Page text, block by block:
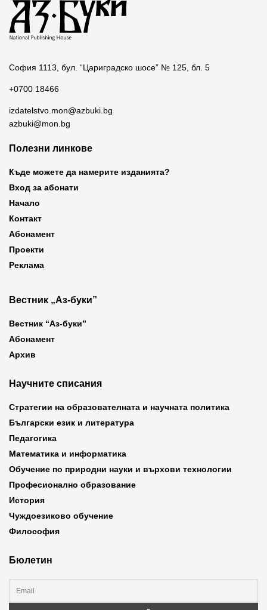
София 1113, бул. “Цариградско шосе” № 125, бл. 5
+0700 18466
izdatelstvo.mon@azbuki.bg
azbuki@mon.bg
Полезни линкове
Къде можете да намерите изданията?
Вход за абонати
Начало
Контакт
Абонамент
Проекти
Реклама
Вестник „Аз-буки”
Вестник “Аз-буки”
Абонамент
Архив
Научните списания
Стратегии на образователната и научната политика
Български език и литература
Педагогика
Математика и информатика
Обучение по природни науки и върхови технологии
Професионално образование
История
Чуждоезиково обучение
Философия
Бюлетин